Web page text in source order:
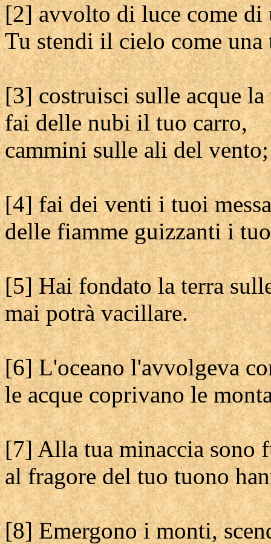
[2] avvolto di luce come di
Tu stendi il cielo come una
[3] costruisci sulle acque
fai delle nubi il tuo carro,
cammini sulle ali del vento;
[4] fai dei venti i tuoi
delle fiamme guizzanti i
[5] Hai fondato la terra
mai potrà vacillare.
[6] L'oceano l'avvolgeva
le acque coprivano le
[7] Alla tua minaccia sono
al fragore del tuo tuono
[8] Emergono i monti,